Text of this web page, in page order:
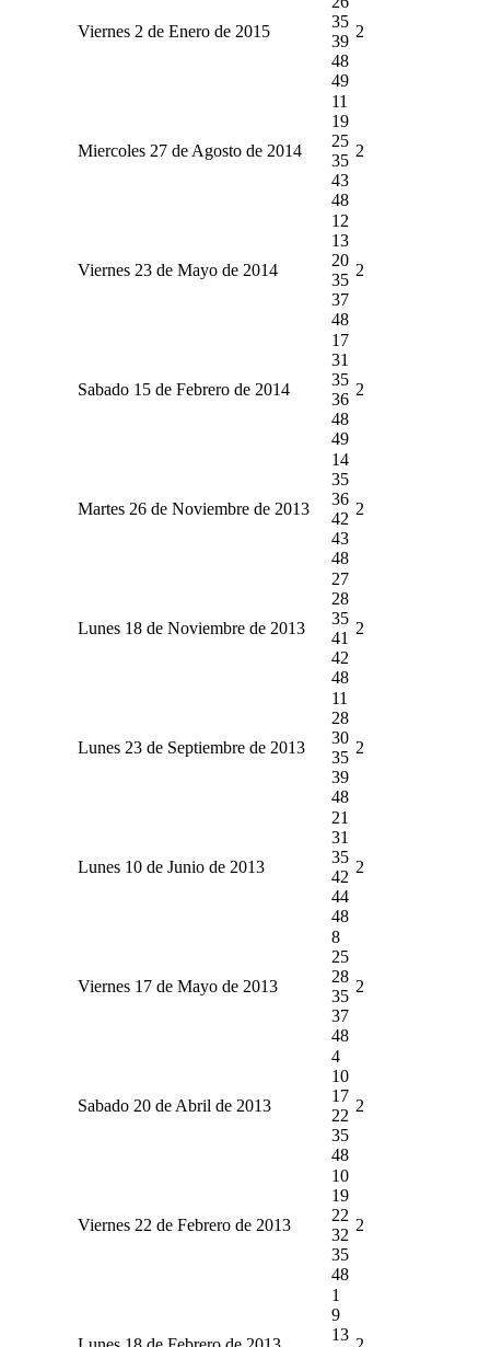
Viernes 2 de Enero de 2015
35
39
48
49
2
Miercoles 27 de Agosto de 2014
11
19
25
35
43
48
2
Viernes 23 de Mayo de 2014
12
13
20
35
37
48
2
Sabado 15 de Febrero de 2014
17
31
35
36
48
49
2
Martes 26 de Noviembre de 2013
14
35
36
42
43
48
2
Lunes 18 de Noviembre de 2013
27
28
35
41
42
48
2
Lunes 23 de Septiembre de 2013
11
28
30
35
39
48
2
Lunes 10 de Junio de 2013
21
31
35
42
44
48
2
Viernes 17 de Mayo de 2013
8
25
28
35
37
48
2
Sabado 20 de Abril de 2013
4
10
17
22
35
48
2
Viernes 22 de Febrero de 2013
10
19
22
32
35
48
2
1
9
13